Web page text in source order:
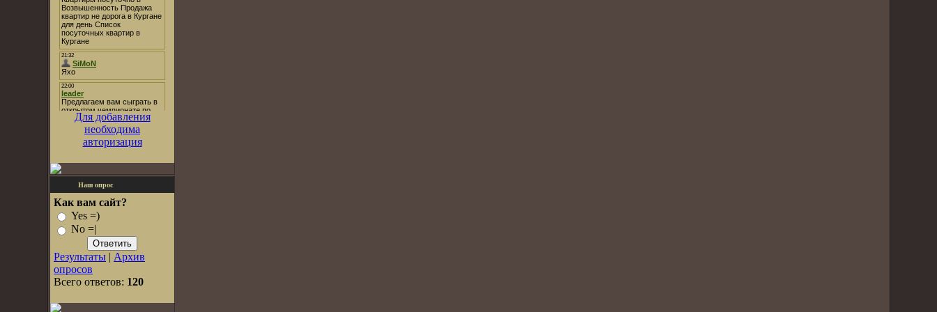
Для добавления
необходима
авторизация
Наш опрос
Как вам сайт?
Yes =)
No =|
Результаты | Архив
опросов
Всего ответов: 120